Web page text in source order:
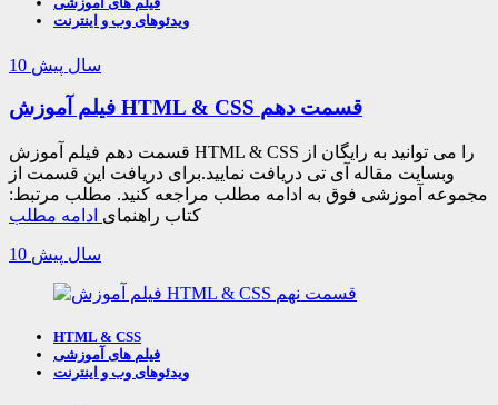
ویدئوهای وب و اینترنت
10 سال پیش
فیلم آموزش HTML & CSS قسمت دهم
قسمت دهم فیلم آموزش HTML & CSS را می توانید به رایگان از
وبسایت مقاله آی تی دریافت نمایید.برای دریافت این قسمت از
مجموعه آموزشی فوق به ادامه مطلب مراجعه کنید. مطلب مرتبط:
کتاب راهنمای ادامه مطلب
10 سال پیش
HTML & CSS
فیلم های آموزشی
ویدئوهای وب و اینترنت